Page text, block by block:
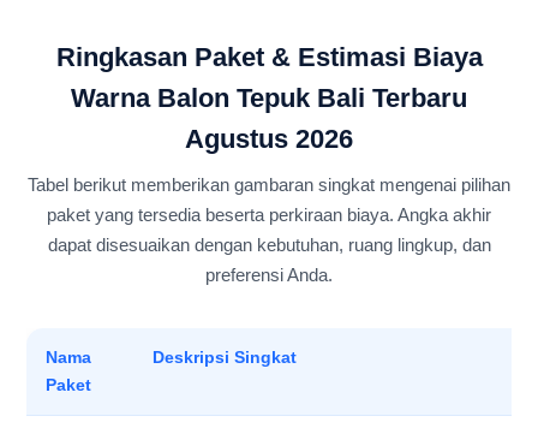
Ringkasan Paket & Estimasi Biaya
Warna Balon Tepuk Bali Terbaru
Agustus 2026
Tabel berikut memberikan gambaran singkat mengenai pilihan
paket yang tersedia beserta perkiraan biaya. Angka akhir
dapat disesuaikan dengan kebutuhan, ruang lingkup, dan
preferensi Anda.
Nama
Paket
Deskripsi Singkat